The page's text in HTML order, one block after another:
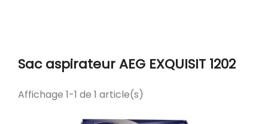
Sac aspirateur AEG EXQUISIT 1202
Affichage 1-1 de 1 article(s)